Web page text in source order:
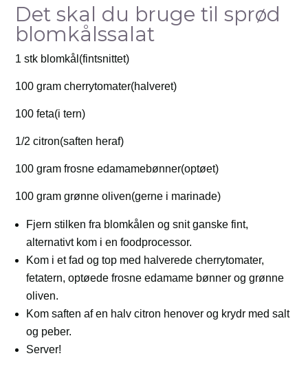
Det skal du bruge til sprød
blomkålssalat
1 stk blomkål(fintsnittet)
100 gram cherrytomater(halveret)
100 feta(i tern)
1/2 citron(saften heraf)
100 gram frosne edamamebønner(optøet)
100 gram grønne oliven(gerne i marinade)
Fjern stilken fra blomkålen og snit ganske fint,
alternativt kom i en foodprocessor.
Kom i et fad og top med halverede cherrytomater,
fetatern, optøede frosne edamame bønner og grønne
oliven.
Kom saften af en halv citron henover og krydr med salt
og peber.
Server!